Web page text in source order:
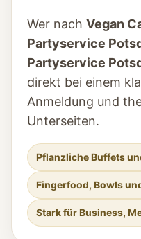
Wer nach Vegan
Partyservice
Partyservice
direkt bei einem
Anmeldung und
Unterseiten.
Pflanzliche Buffets
Fingerfood, Bowls
Stark für Business,